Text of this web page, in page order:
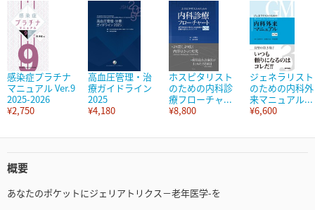
感染症プラチナ
マニュアル Ver.9
2025-2026
¥2,750
高血圧管理・治
療ガイドライン
2025
¥4,180
ホスピタリスト
のための内科診
療フローチャ...
¥8,800
ジェネラリスト
のための内科外
来マニュアル...
¥6,600
概要
あなたのポケットにジェリアトリクス－老年医学-を